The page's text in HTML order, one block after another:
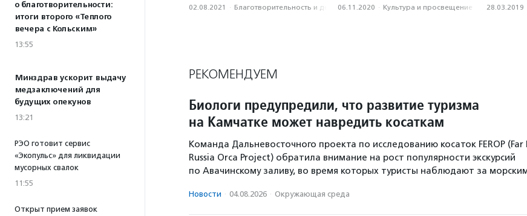
о благотворительности:
итоги второго «Теплого
вечера с Кольским»
13:55
Минздрав ускорит выдачу
медзаключений для
будущих опекунов
13:21
РЭО готовит сервис
«Экопульс» для ликвидации
мусорных свалок
11:55
Открыт прием заявок
02.08.2021 · Благотвори­тель­ность и доброволь­чест­во
06.11.2020 · Культура и просвещение 28.03.2019
РЕКОМЕНДУЕМ
Биологи предупредили, что развитие туризма
на Камчатке может навредить косаткам
Команда Дальневосточного проекта по исследованию косаток FEROP (Far
Russia Orca Project) обратила внимание на рост популярности экскурсий
по Авачинскому заливу, во время которых туристы наблюдают за
Новости · 04.08.2026 · Окружающая среда